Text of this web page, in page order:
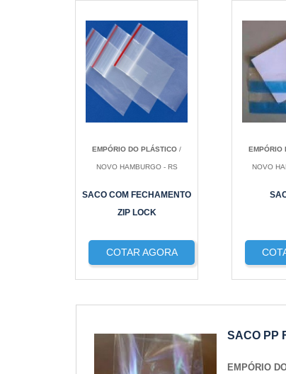
EMPÓRIO DO PLÁSTICO /
NOVO HAMBURGO - RS
SACO COM FECHAMENTO
ZIP LOCK
COTAR AGORA
EMPÓRIO
NOVO
SACO PP
EMPÓRIO